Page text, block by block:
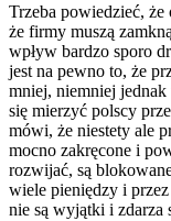
Trzeba powiedzieć, że
że firmy muszą
wpływ bardzo sporo
jest na pewno to, że
mniej, niemniej
się mierzyć polscy
mówi, że niestety ale
mocno zakręcone i
rozwijać, są
wiele pieniędzy i
nie są wyjątki i zdarza